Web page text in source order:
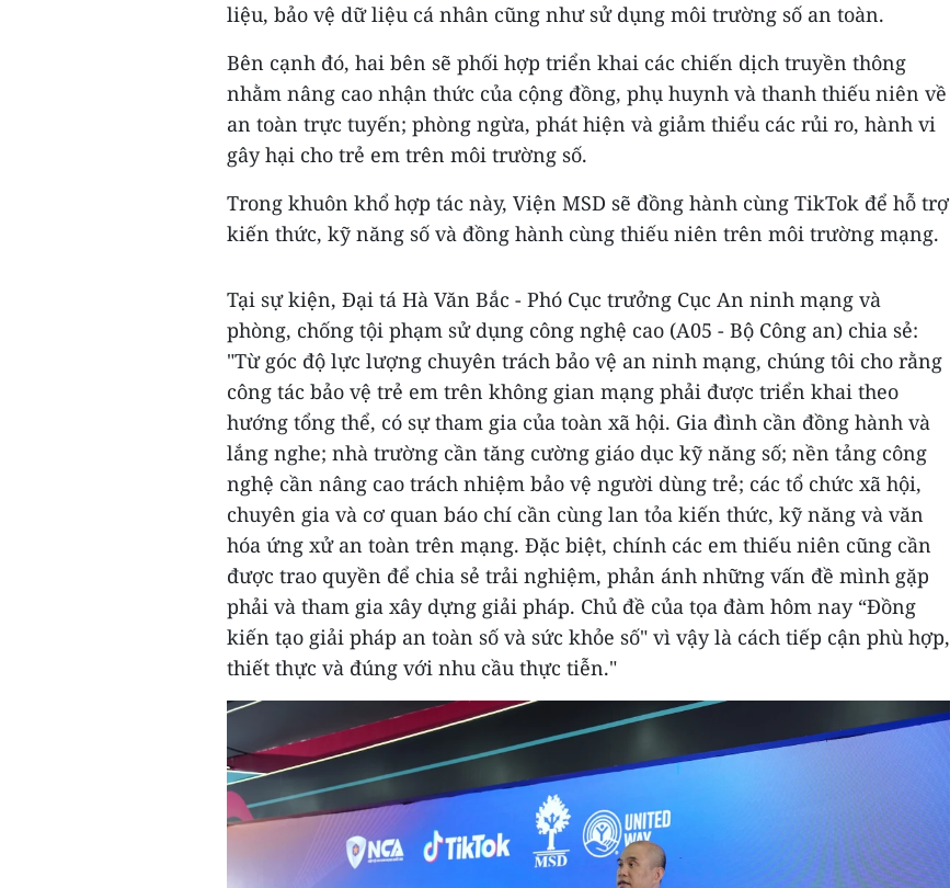
liệu, bảo vệ dữ liệu cá nhân cũng như sử dụng môi trường số an toàn.
Bên cạnh đó, hai bên sẽ phối hợp triển khai các chiến dịch truyền thông
nhằm nâng cao nhận thức của cộng đồng, phụ huynh và thanh thiếu niên về
an toàn trực tuyến; phòng ngừa, phát hiện và giảm thiểu các rủi ro, hành vi
gây hại cho trẻ em trên môi trường số.
Trong khuôn khổ hợp tác này, Viện MSD sẽ đồng hành cùng TikTok để hỗ trợ
kiến thức, kỹ năng số và đồng hành cùng thiếu niên trên môi trường mạng.
Tại sự kiện, Đại tá Hà Văn Bắc - Phó Cục trưởng Cục An ninh mạng và
phòng, chống tội phạm sử dụng công nghệ cao (A05 - Bộ Công an) chia sẻ:
"Từ góc độ lực lượng chuyên trách bảo vệ an ninh mạng, chúng tôi cho rằng
công tác bảo vệ trẻ em trên không gian mạng phải được triển khai theo
hướng tổng thể, có sự tham gia của toàn xã hội. Gia đình cần đồng hành và
lắng nghe; nhà trường cần tăng cường giáo dục kỹ năng số; nền tảng công
nghệ cần nâng cao trách nhiệm bảo vệ người dùng trẻ; các tổ chức xã hội,
chuyên gia và cơ quan báo chí cần cùng lan tỏa kiến thức, kỹ năng và văn
hóa ứng xử an toàn trên mạng. Đặc biệt, chính các em thiếu niên cũng cần
được trao quyền để chia sẻ trải nghiệm, phản ánh những vấn đề mình gặp
phải và tham gia xây dựng giải pháp. Chủ đề của tọa đàm hôm nay “Đồng
kiến tạo giải pháp an toàn số và sức khỏe số" vì vậy là cách tiếp cận phù hợp,
thiết thực và đúng với nhu cầu thực tiễn."